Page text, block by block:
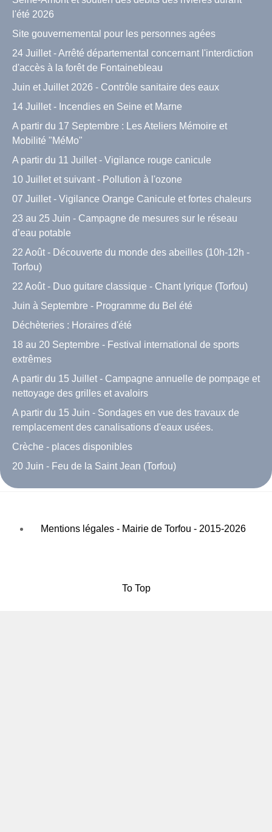
l'été 2026
Site gouvernemental pour les personnes agées
24 Juillet - Arrêté départemental concernant l'interdiction
d'accès à la forêt de Fontainebleau
Juin et Juillet 2026 - Contrôle sanitaire des eaux
14 Juillet - Incendies en Seine et Marne
A partir du 17 Septembre : Les Ateliers Mémoire et
Mobilité "MéMo"
A partir du 11 Juillet - Vigilance rouge canicule
10 Juillet et suivant - Pollution à l'ozone
07 Juillet - Vigilance Orange Canicule et fortes chaleurs
23 au 25 Juin - Campagne de mesures sur le réseau
d’eau potable
22 Août - Découverte du monde des abeilles (10h-12h -
Torfou)
22 Août - Duo guitare classique - Chant lyrique (Torfou)
Juin à Septembre - Programme du Bel été
Déchèteries : Horaires d'été
18 au 20 Septembre - Festival international de sports
extrêmes
A partir du 15 Juillet - Campagne annuelle de pompage et
nettoyage des grilles et avaloirs
A partir du 15 Juin - Sondages en vue des travaux de
remplacement des canalisations d'eaux usées.
Crèche - places disponibles
20 Juin - Feu de la Saint Jean (Torfou)
Mentions légales - Mairie de Torfou - 2015-2026
To Top